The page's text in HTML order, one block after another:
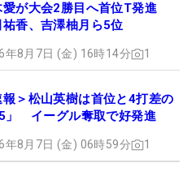
愛が大会2勝目へ首位T発進
祐香、吉澤柚月ら5位
年8月7日 (金) 16時14分 1
報＞松山英樹は首位と4打差の
」 イーグル奪取で好発進
年8月7日 (金) 06時59分 1